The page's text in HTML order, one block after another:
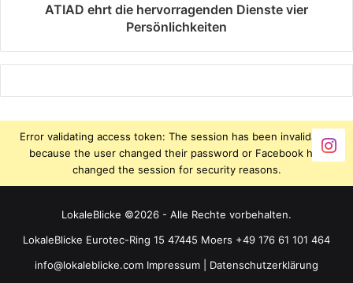
ATIAD ehrt die hervorragenden Dienste vier
Persönlichkeiten
Error validating access token: The session has been invalidated
because the user changed their password or Facebook has
changed the session for security reasons.
LokaleBlicke ©2026 - Alle Rechte vorbehalten.
LokaleBlicke Eurotec-Ring 15 47445 Moers +49 176 61 101 464
info@lokaleblicke.com Impressum Datenschutzerklärung